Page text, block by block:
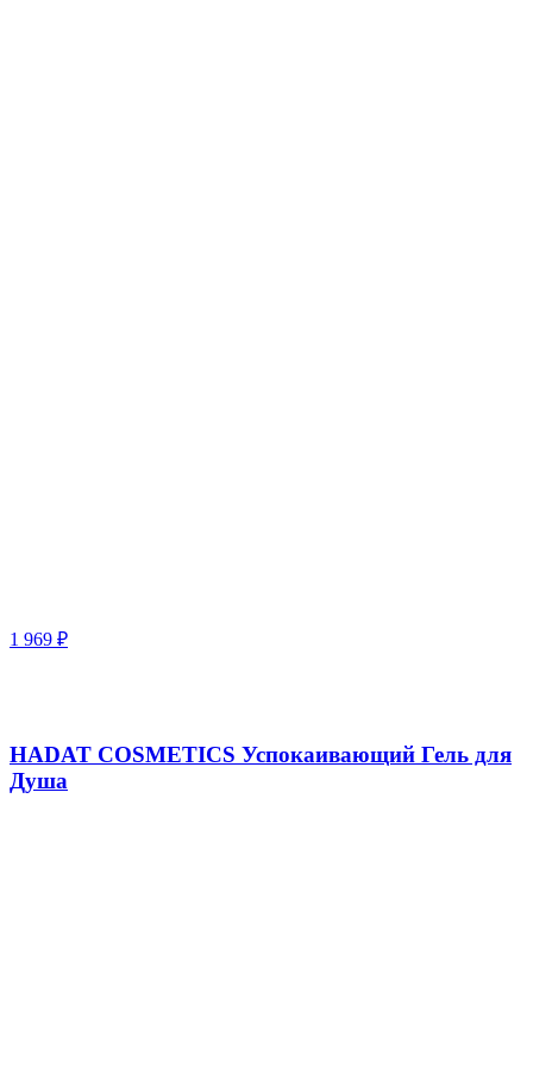
1 969 ₽
HADAT COSMETICS Успокаивающий Гель для
Душа